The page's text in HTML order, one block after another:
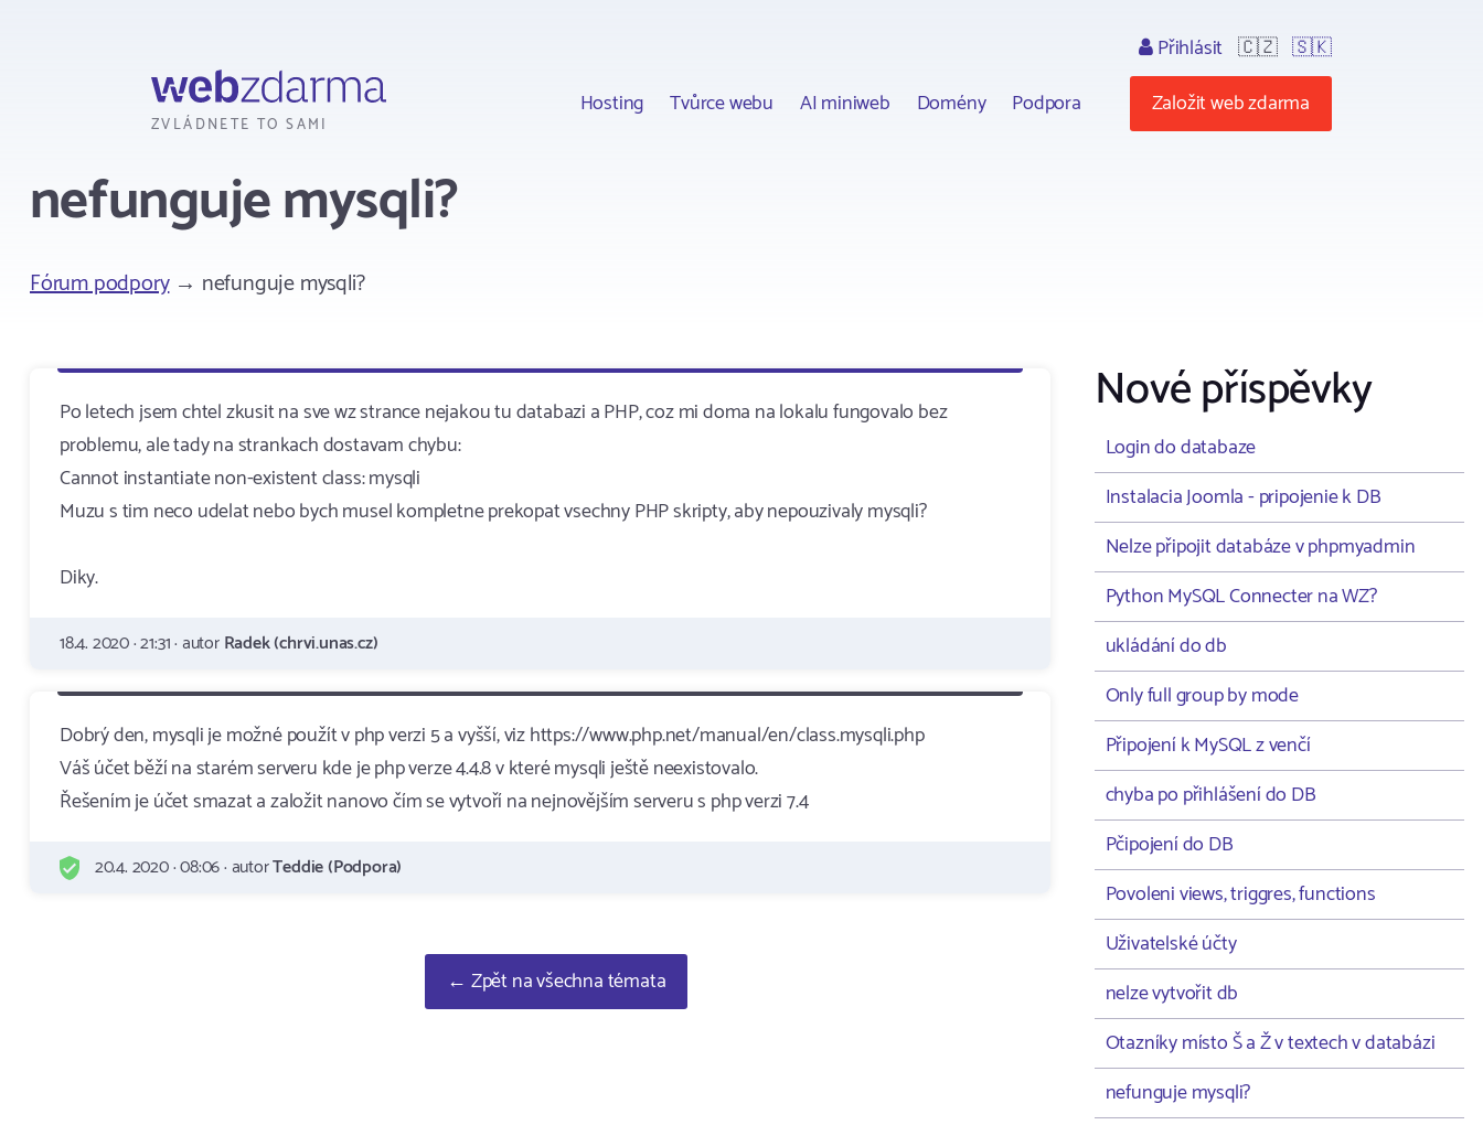
ZVLÁDNETE TO SAMI
Hosting Tvůrce webu AI miniweb Domény Podpora
Přihlásit 🇨🇿 🇸🇰
Založit web zdarma
nefunguje mysqli?
Fórum podpory→ nefunguje mysqli?
Po letech jsem chtel zkusit na sve wz strance nejakou tu databazi a PHP, coz mi doma na lokalu fungovalo bez
problemu, ale tady na strankach dostavam chybu:
Cannot instantiate non-existent class: mysqli
Muzu s tim neco udelat nebo bych musel kompletne prekopat vsechny PHP skripty, aby nepouzivaly mysqli?
Diky.
18.4. 2020 · 21:31 · autorRadek (chrvi.unas.cz)
Dobrý den, mysqli je možné použít v php verzi 5 a vyšší, viz https://www.php.net/manual/en/class.mysqli.php
Váš účet běží na starém serveru kde je php verze 4.4.8 v které mysqli ještě neexistovalo.
Řešením je účet smazat a založit nanovo čím se vytvoří na nejnovějším serveru s php verzi 7.4
20.4. 2020 · 08:06 · autorTeddie (Podpora)
← Zpět na všechna témata
Nové příspěvky
Login do databaze
Instalacia Joomla - pripojenie k DB
Nelze připojit databáze v phpmyadmin
Python MySQL Connecter na WZ?
ukládání do db
Only full group by mode
Připojení k MySQL z venčí
chyba po přihlášení do DB
Pčipojení do DB
Povoleni views, triggres, functions
Uživatelské účty
nelze vytvořit db
Otazníky místo Š a Ž v textech v databázi
nefunguje mysqli?